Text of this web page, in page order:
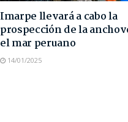
Imarpe llevará a cabo la
prospección de la
el mar peruano
14/01/2025